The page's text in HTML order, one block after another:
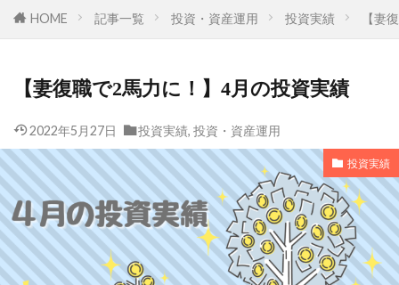
HOME 記事一覧 投資・資産運用 投資実績 【妻
【妻復職で2馬力に！】4月の投資実績
2022年5月27日 投資実績, 投資・資産運用
投資実績